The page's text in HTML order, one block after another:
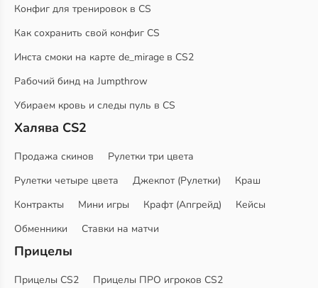
Конфиг для тренировок в CS
Как сохранить свой конфиг CS
Инста смоки на карте de_mirage в CS2
Рабочий бинд на Jumpthrow
Убираем кровь и следы пуль в CS
Халява CS2
Продажа скинов
Рулетки три цвета
Рулетки четыре цвета
Джекпот (Рулетки)
Краш
Контракты
Мини игры Крафт (Апгрейд)
Кейсы
Обменники
Ставки на матчи
Прицелы
Прицелы CS2
Прицелы ПРО игроков CS2